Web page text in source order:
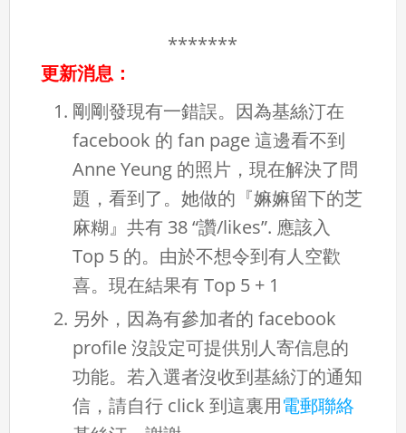
*******
更新消息：
剛剛發現有一錯誤。因為基絲汀在
facebook 的 fan page 這邊看不到
Anne Yeung 的照片，現在解決了問
題，看到了。她做的『嫲嫲留下的芝
麻糊』共有 38 “讚/likes”. 應該入
Top 5 的。由於不想令到有人空歡
喜。現在結果有 Top 5 + 1
另外，因為有參加者的 facebook
profile 沒設定可提供別人寄信息的
功能。若入選者沒收到基絲汀的通知
信，請自行 click 到這裏用電郵聯絡